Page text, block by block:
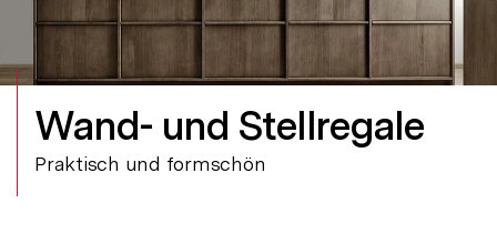
Wand- und Stellregale
Praktisch und formschön